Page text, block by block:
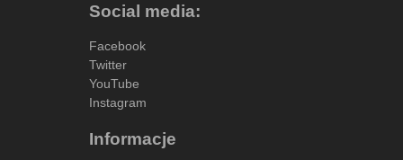
Social media:
Facebook
Twitter
YouTube
Instagram
Informacje